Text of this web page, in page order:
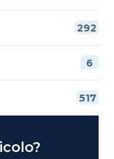
292
6
517